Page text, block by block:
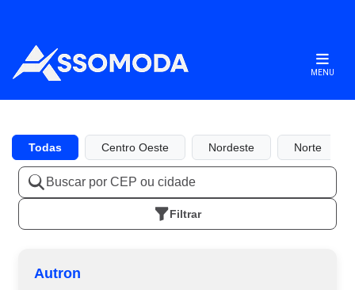
MENU
Todas Centro Oeste Nordeste Norte
Filtrar
Autron